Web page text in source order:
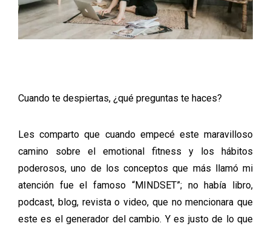
Cuando te despiertas, ¿qué preguntas te haces?
Les comparto que cuando empecé este maravilloso
camino sobre el emotional fitness y los hábitos
poderosos, uno de los conceptos que más llamó mi
atención fue el famoso “MINDSET”; no había libro,
podcast, blog, revista o video, que no mencionara que
este es el generador del cambio. Y es justo de lo que